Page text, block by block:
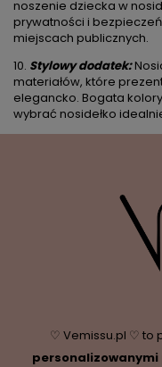
noszenie dziecka w
prywatności i
miejscach publicznych.
10. Stylowy dodatek:
materiałów, które
elegancko. Bogata
wybrać nosidełko
♡ Vemissu.pl ♡ to